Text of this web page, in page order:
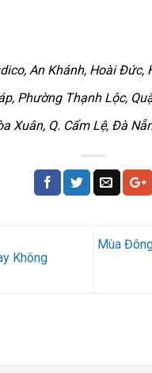
An Khánh, Hoài
Phường Thạnh Lộc,
Xuân, Q. Cẩm Lệ, Đà
Không
Mùa